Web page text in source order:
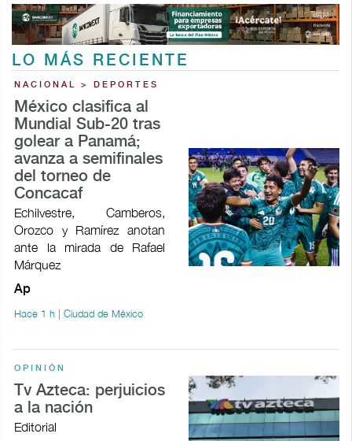
LO MÁS RECIENTE
NACIONAL > DEPORTES
México clasifica al
Mundial Sub-20 tras
golear a Panamá;
avanza a semifinales
del torneo de
Concacaf
Echilvestre, Camberos,
Orozco y Ramírez anotan
ante la mirada de Rafael
Márquez
Ap
Hace 1 h | Ciudad de México
OPINIÓN
Tv Azteca: perjuicios
a la nación
Editorial